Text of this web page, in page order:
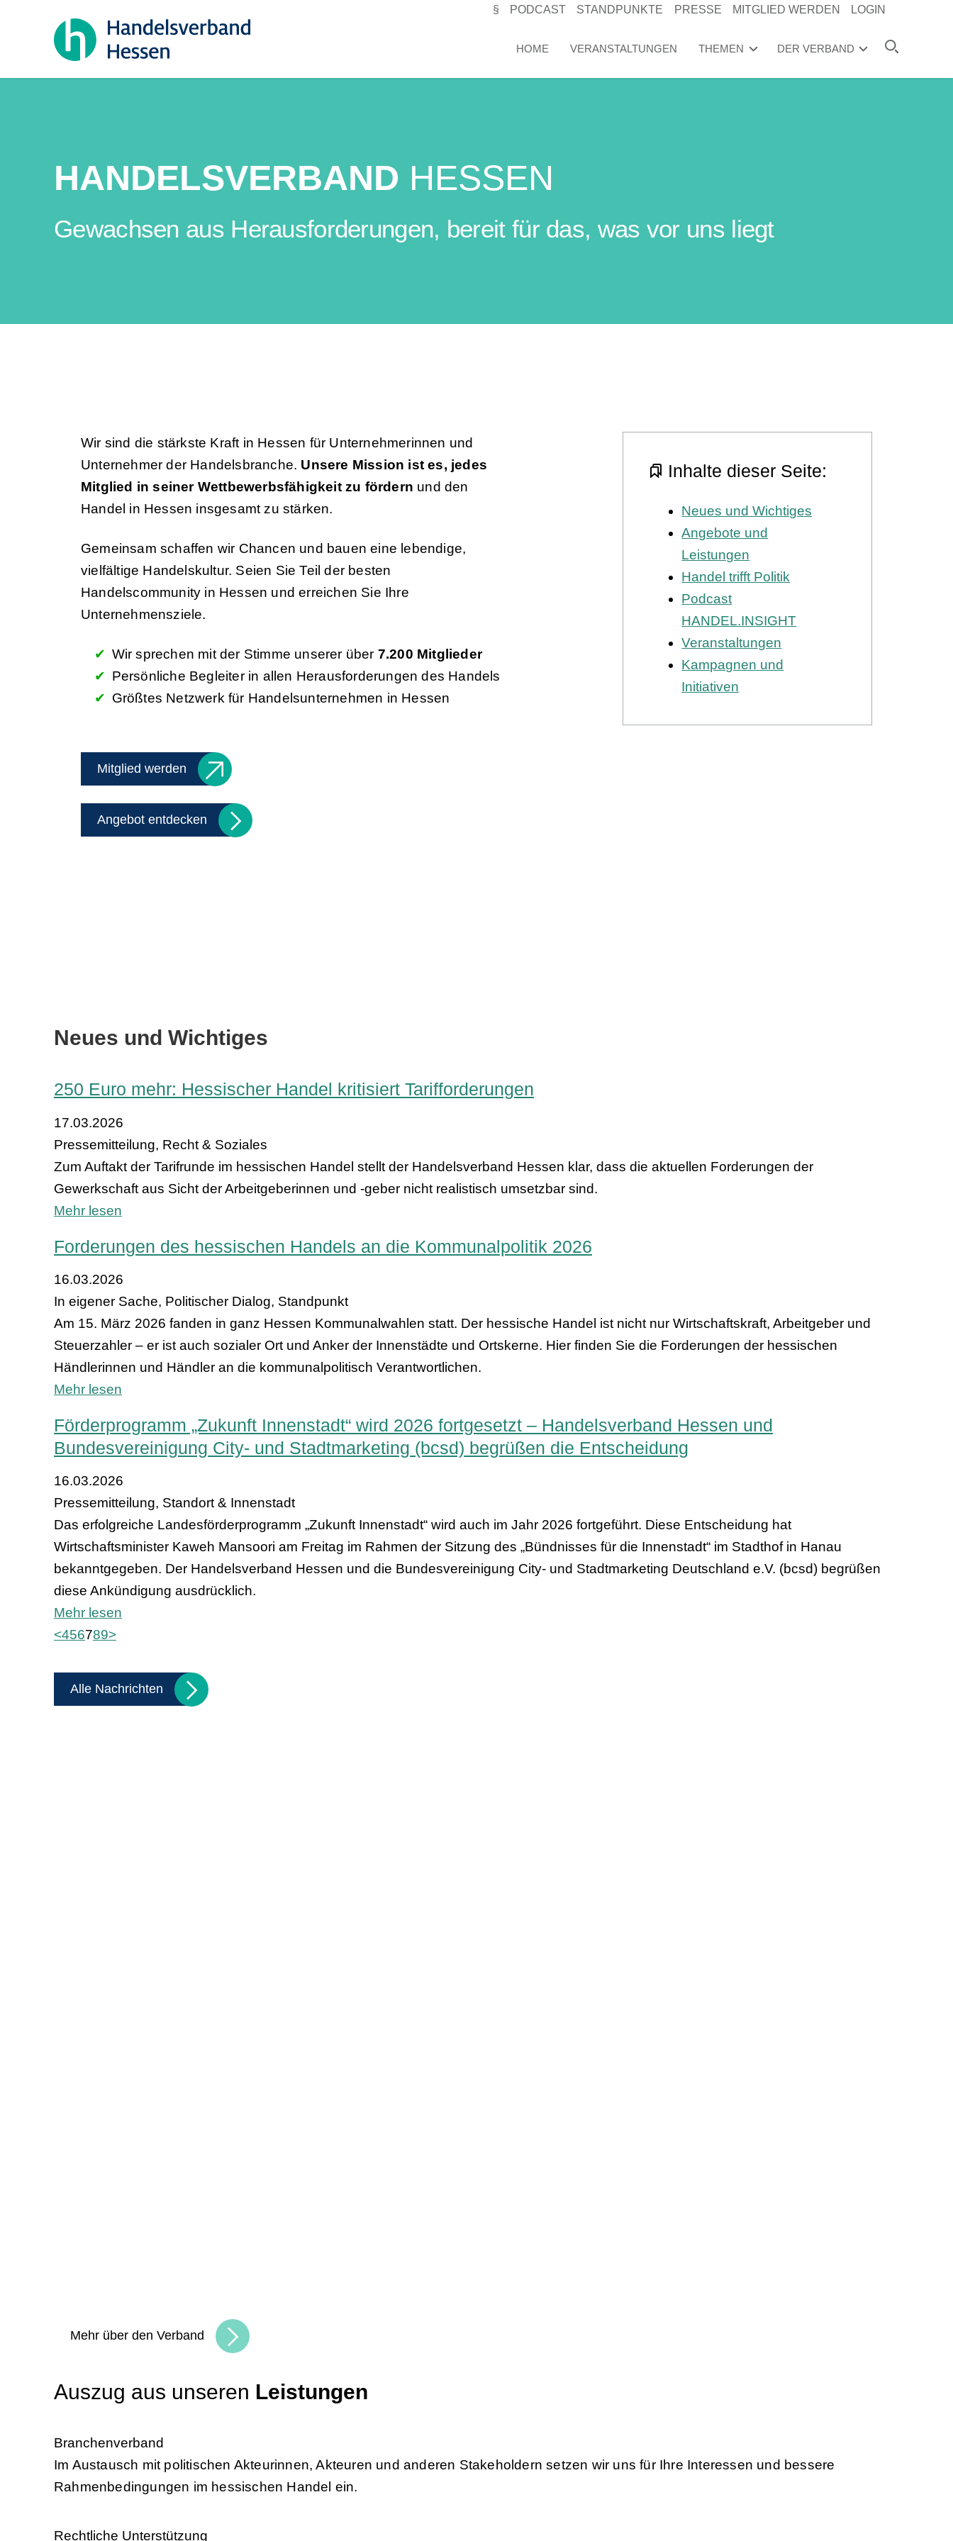
§ PODCAST STANDPUNKTE PRESSE MITGLIED WERDEN LOGIN
HOME VERANSTALTUNGEN THEMEN DER VERBAND
HANDELSVERBAND HESSEN
Gewachsen aus Herausforderungen, bereit für das, was vor uns liegt
Wir sind die stärkste Kraft in Hessen für Unternehmerinnen und
Unternehmer der Handelsbranche. Unsere Mission ist es, jedes
Mitglied in seiner Wettbewerbsfähigkeit zu fördern und den
Handel in Hessen insgesamt zu stärken.
Gemeinsam schaffen wir Chancen und bauen eine lebendige,
vielfältige Handelskultur. Seien Sie Teil der besten
Handelscommunity in Hessen und erreichen Sie Ihre
Unternehmensziele.
Wir sprechen mit der Stimme unserer über 7.200 Mitglieder
Persönliche Begleiter in allen Herausforderungen des Handels
Größtes Netzwerk für Handelsunternehmen in Hessen
Inhalte dieser Seite:
Neues und Wichtiges
Angebote und
Leistungen
Handel trifft Politik
Podcast
HANDEL.INSIGHT
Veranstaltungen
Kampagnen und
Initiativen
Mitglied werden
Angebot entdecken
Neues und Wichtiges
250 Euro mehr: Hessischer Handel kritisiert Tarifforderungen
17.03.2026
Pressemitteilung, Recht & Soziales
Zum Auftakt der Tarifrunde im hessischen Handel stellt der Handelsverband Hessen klar, dass die aktuellen Forderungen der
Gewerkschaft aus Sicht der Arbeitgeberinnen und -geber nicht realistisch umsetzbar sind.
Mehr lesen
Forderungen des hessischen Handels an die Kommunalpolitik 2026
16.03.2026
In eigener Sache, Politischer Dialog, Standpunkt
Am 15. März 2026 fanden in ganz Hessen Kommunalwahlen statt. Der hessische Handel ist nicht nur Wirtschaftskraft, Arbeitgeber und
Steuerzahler – er ist auch sozialer Ort und Anker der Innenstädte und Ortskerne. Hier finden Sie die Forderungen der hessischen
Händlerinnen und Händler an die kommunalpolitisch Verantwortlichen.
Mehr lesen
Förderprogramm „Zukunft Innenstadt“ wird 2026 fortgesetzt – Handelsverband Hessen und
Bundesvereinigung City- und Stadtmarketing (bcsd) begrüßen die Entscheidung
16.03.2026
Pressemitteilung, Standort & Innenstadt
Das erfolgreiche Landesförderprogramm „Zukunft Innenstadt“ wird auch im Jahr 2026 fortgeführt. Diese Entscheidung hat
Wirtschaftsminister Kaweh Mansoori am Freitag im Rahmen der Sitzung des „Bündnisses für die Innenstadt“ im Stadthof in Hanau
bekanntgegeben. Der Handelsverband Hessen und die Bundesvereinigung City- und Stadtmarketing Deutschland e.V. (bcsd) begrüßen
diese Ankündigung ausdrücklich.
Mehr lesen
<456789>
Alle Nachrichten
Mehr über den Verband
Auszug aus unseren Leistungen
Branchenverband
Im Austausch mit politischen Akteurinnen, Akteuren und anderen Stakeholdern setzen wir uns für Ihre Interessen und bessere
Rahmenbedingungen im hessischen Handel ein.
Rechtliche Unterstützung